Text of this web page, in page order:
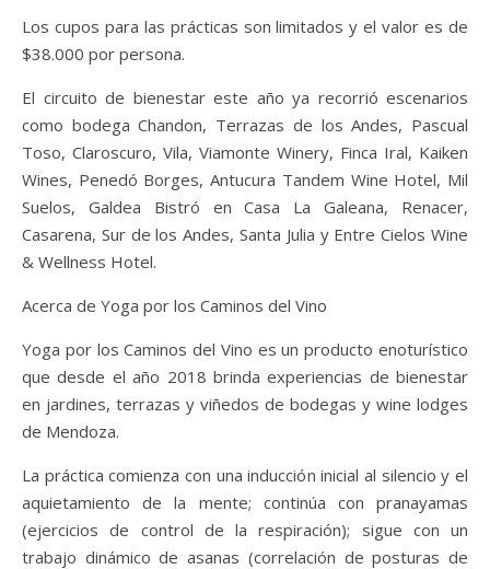
Los cupos para las prácticas son limitados y el valor es de
$38.000 por persona.
El circuito de bienestar este año ya recorrió escenarios
como bodega Chandon, Terrazas de los Andes, Pascual
Toso, Claroscuro, Vila, Viamonte Winery, Finca Iral, Kaiken
Wines, Penedó Borges, Antucura Tandem Wine Hotel, Mil
Suelos, Galdea Bistró en Casa La Galeana, Renacer,
Casarena, Sur de los Andes, Santa Julia y Entre Cielos Wine
& Wellness Hotel.
Acerca de Yoga por los Caminos del Vino
Yoga por los Caminos del Vino es un producto enoturístico
que desde el año 2018 brinda experiencias de bienestar
en jardines, terrazas y viñedos de bodegas y wine lodges
de Mendoza.
La práctica comienza con una inducción inicial al silencio y el
aquietamiento de la mente; continúa con pranayamas
(ejercicios de control de la respiración); sigue con un
trabajo dinámico de asanas (correlación de posturas de